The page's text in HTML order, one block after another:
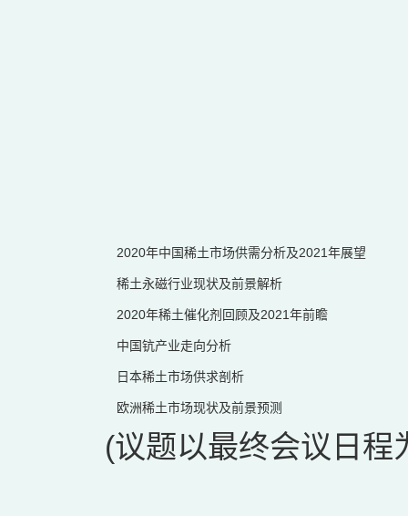
2020年中国稀土市场供需分析及2021年展望
稀土永磁行业现状及前景解析
2020年稀土催化剂回顾及2021年前瞻
中国钪产业走向分析
日本稀土市场供求剖析
欧洲稀土市场现状及前景预测
(议题以最终会议日程